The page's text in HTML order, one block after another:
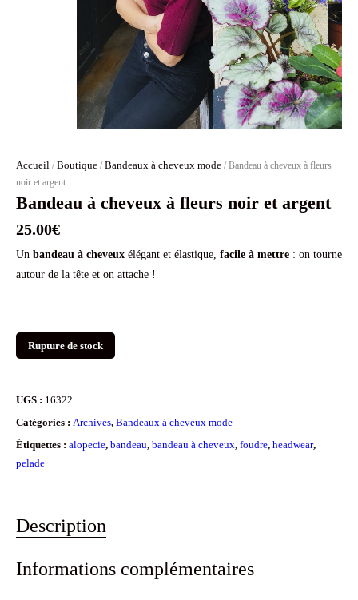
Accueil / Boutique / Bandeaux à cheveux mode / Bandeau à cheveux à fleurs
noir et argent
Bandeau à cheveux à fleurs noir et argent
25.00€
Un bandeau à cheveux élégant et élastique, facile à mettre : on tourne
autour de la tête et on attache !
Rupture de stock
UGS : 16322
Catégories : Archives, Bandeaux à cheveux mode
Étiquettes : alopecie, bandeau, bandeau à cheveux, foudre, headwear,
pelade
Description
Informations complémentaires